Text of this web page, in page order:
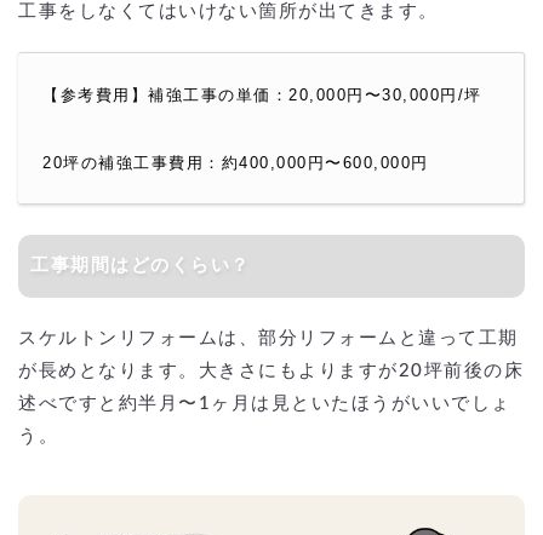
工事をしなくてはいけない箇所が出てきます。
【参考費用】補強工事の単価：20,000円〜30,000円/坪
20坪の補強工事費用：約400,000円〜600,000円
工事期間はどのくらい？
スケルトンリフォームは、部分リフォームと違って工期
が長めとなります。大きさにもよりますが20坪前後の床
述べですと約半月〜1ヶ月は見といたほうがいいでしょ
う。